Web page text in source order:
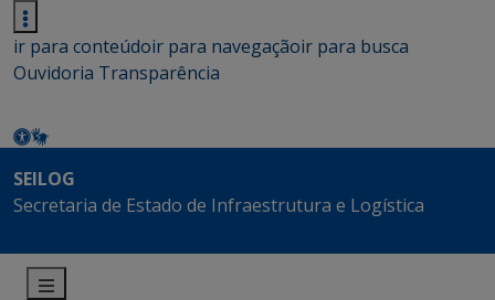
ir para conteúdoir para navegaçãoir para busca
Ouvidoria Transparência
SEILOG
Secretaria de Estado de Infraestrutura e Logística